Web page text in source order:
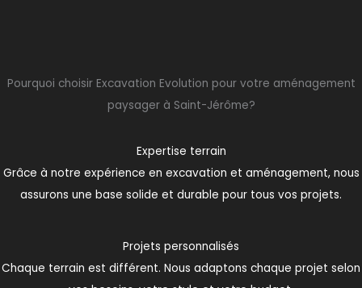
Pourquoi choisir Excavation Evolution pour votre aménagement
paysager à Saint-Jérôme?
Expertise terrain
Grâce à notre expérience en excavation et aménagement, nous
assurons une base solide et durable pour tous vos projets.
Projets personnalisés
Chaque terrain est différent. Nous adaptons chaque projet selon